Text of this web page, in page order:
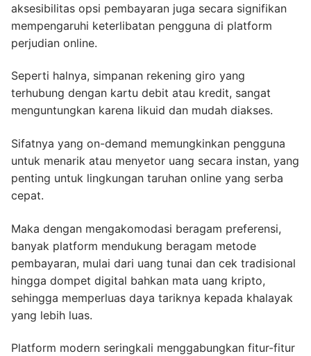
aksesibilitas opsi pembayaran juga secara signifikan
mempengaruhi keterlibatan pengguna di platform
perjudian online.
Seperti halnya, simpanan rekening giro yang
terhubung dengan kartu debit atau kredit, sangat
menguntungkan karena likuid dan mudah diakses.
Sifatnya yang on-demand memungkinkan pengguna
untuk menarik atau menyetor uang secara instan, yang
penting untuk lingkungan taruhan online yang serba
cepat.
Maka dengan mengakomodasi beragam preferensi,
banyak platform mendukung beragam metode
pembayaran, mulai dari uang tunai dan cek tradisional
hingga dompet digital bahkan mata uang kripto,
sehingga memperluas daya tariknya kepada khalayak
yang lebih luas.
Platform modern seringkali menggabungkan fitur-fitur